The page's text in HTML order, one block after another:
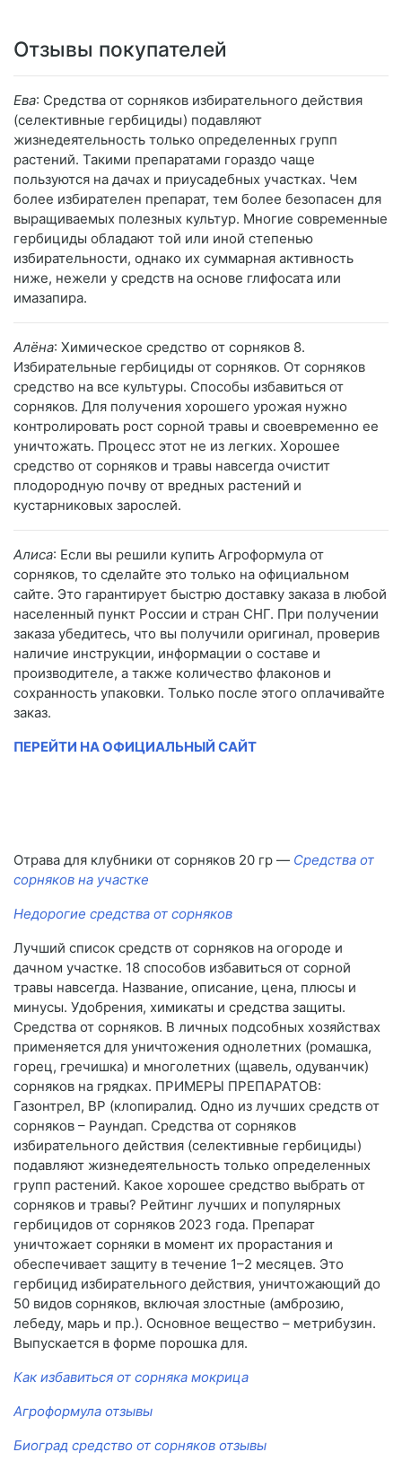
Отзывы покупателей
Ева: Средства от сорняков избирательного действия
(селективные гербициды) подавляют
жизнедеятельность только определенных групп
растений. Такими препаратами гораздо чаще
пользуются на дачах и приусадебных участках. Чем
более избирателен препарат, тем более безопасен для
выращиваемых полезных культур. Многие современные
гербициды обладают той или иной степенью
избирательности, однако их суммарная активность
ниже, нежели у средств на основе глифосата или
имазапира.
Алёна: Химическое средство от сорняков 8.
Избирательные гербициды от сорняков. От сорняков
средство на все культуры. Способы избавиться от
сорняков. Для получения хорошего урожая нужно
контролировать рост сорной травы и своевременно ее
уничтожать. Процесс этот не из легких. Хорошее
средство от сорняков и травы навсегда очистит
плодородную почву от вредных растений и
кустарниковых зарослей.
Алиса: Если вы решили купить Агроформула от
сорняков, то сделайте это только на официальном
сайте. Это гарантирует быстрю доставку заказа в любой
населенный пункт России и стран СНГ. При получении
заказа убедитесь, что вы получили оригинал, проверив
наличие инструкции, информации о составе и
производителе, а также количество флаконов и
сохранность упаковки. Только после этого оплачивайте
заказ.
ПЕРЕЙТИ НА ОФИЦИАЛЬНЫЙ САЙТ
Отрава для клубники от сорняков 20 гр — Средства от
сорняков на участке
Недорогие средства от сорняков
Лучший список средств от сорняков на огороде и
дачном участке. 18 способов избавиться от сорной
травы навсегда. Название, описание, цена, плюсы и
минусы. Удобрения, химикаты и средства защиты.
Средства от сорняков. В личных подсобных хозяйствах
применяется для уничтожения однолетних (ромашка,
горец, гречишка) и многолетних (щавель, одуванчик)
сорняков на грядках. ПРИМЕРЫ ПРЕПАРАТОВ:
Газонтрел, ВР (клопиралид. Одно из лучших средств от
сорняков – Раундап. Средства от сорняков
избирательного действия (селективные гербициды)
подавляют жизнедеятельность только определенных
групп растений. Какое хорошее средство выбрать от
сорняков и травы? Рейтинг лучших и популярных
гербицидов от сорняков 2023 года. Препарат
уничтожает сорняки в момент их прорастания и
обеспечивает защиту в течение 1–2 месяцев. Это
гербицид избирательного действия, уничтожающий до
50 видов сорняков, включая злостные (амброзию,
лебеду, марь и пр.). Основное вещество – метрибузин.
Выпускается в форме порошка для.
Как избавиться от сорняка мокрица
Агроформула отзывы
Биоград средство от сорняков отзывы